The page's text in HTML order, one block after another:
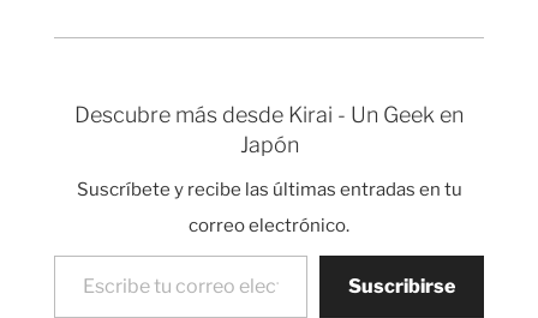
se venga abajo por
desde que estoy
Descubre más desde Kirai - Un Geek en
Japón
Suscríbete y recibe las últimas entradas en tu
correo electrónico.
Escribe tu correo electrónico…
Suscribirse